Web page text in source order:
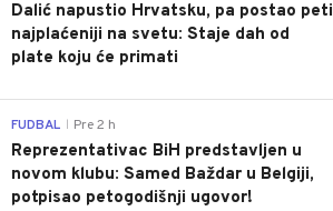
Dalić napustio Hrvatsku, pa postao peti
najplaćeniji na svetu: Staje dah od
plate koju će primati
FUDBAL Pre 2 h
Reprezentativac BiH predstavljen u
novom klubu: Samed Baždar u Belgiji,
potpisao petogodišnji ugovor!